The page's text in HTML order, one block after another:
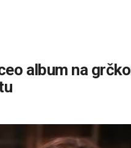
album na